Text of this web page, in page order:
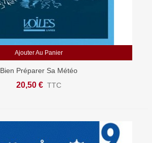
Ajouter Au Panier
Bien Préparer Sa Météo
20,50 € TTC